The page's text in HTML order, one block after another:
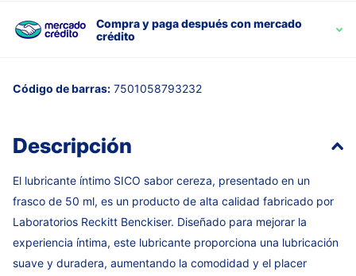
Compra y paga después con mercado
crédito
Código de barras: 7501058793232
Descripción
El lubricante íntimo SICO sabor cereza, presentado en un
frasco de 50 ml, es un producto de alta calidad fabricado por
Laboratorios Reckitt Benckiser. Diseñado para mejorar la
experiencia íntima, este lubricante proporciona una lubricación
suave y duradera, aumentando la comodidad y el placer